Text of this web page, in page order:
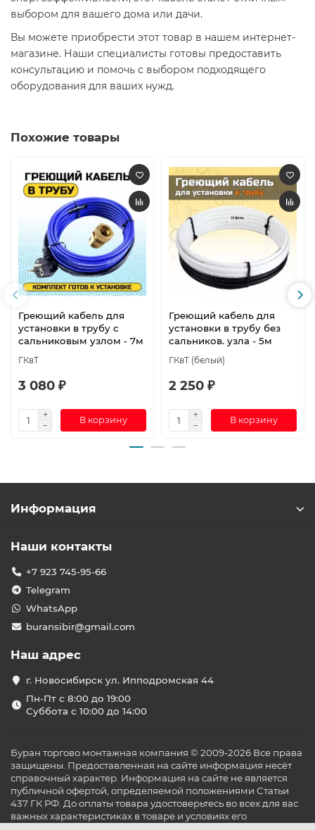
выбором для вашего дома или дачи.​
Вы можете приобрести этот товар в нашем интернет-
магазине. Наши специалисты готовы предоставить
консультацию и помочь с выбором подходящего
оборудования для ваших нужд.​
Похожие товары
Греющий кабель для
установки в трубу с
сальниковым узлом - 7м
ГКвТ
3 080 ₽
В корзину
Греющий кабель для
установки в трубу без
сальников. узла - 5м
ГКвТ (белый)
2 250 ₽
В корзину
Информация
Наши контакты
+7 923 745-95-66
Telegram
WhatsApp
buransibir@gmail.com
Наш адрес
г. Новосибирск ул. Ипподромская 44
Пн-Пт с 8:00 до 19:00
Суббота с 10:00 до 14:00
Буран торгово монтажная компания © 2009-2026 Все права
защищены. Предоставленная на сайте информация несёт
справочный характер. Информация на сайте не является
публичной офертой, определяемой положениями Статьи
437 ГК РФ. До оплаты товара удостоверьтесь во всех для вас
важных характеристиках в товаре и условиях его